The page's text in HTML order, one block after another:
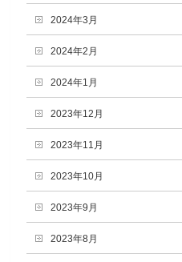
2024年3月
2024年2月
2024年1月
2023年12月
2023年11月
2023年10月
2023年9月
2023年8月